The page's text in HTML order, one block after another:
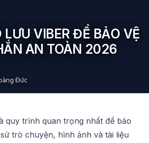
LƯU VIBER ĐỂ BẢO VỆ
AN TOÀN 2026
Đức
quy trình quan trọng nhất để bảo
trò chuyện, hình ảnh và tài liệu